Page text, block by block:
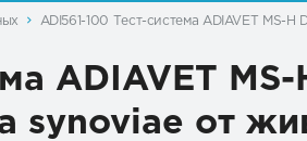
ADI561-100 Тест-система ADIAVET MS-
ADIAVET
synoviae от